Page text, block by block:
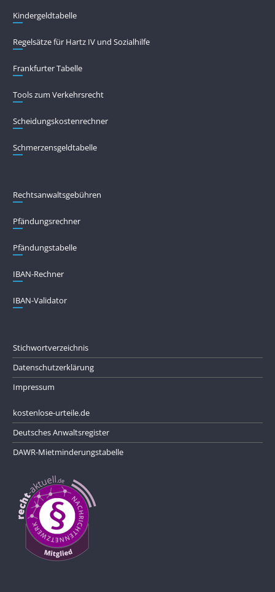
Kindergeldtabelle
Regelsätze für Hartz IV und Sozialhilfe
Frankfurter Tabelle
Tools zum Verkehrsrecht
Scheidungskostenrechner
Schmerzensgeldtabelle
Rechtsanwaltsgebühren
Pfändungs­rechner
Pfändungs­tabelle
IBAN-Rechner
IBAN-Validator
Stichwortverzeichnis
Datenschutzerklärung
Impressum
kostenlose-urteile.de
Deutsches Anwaltsregister
DAWR-Mietminderungstabelle